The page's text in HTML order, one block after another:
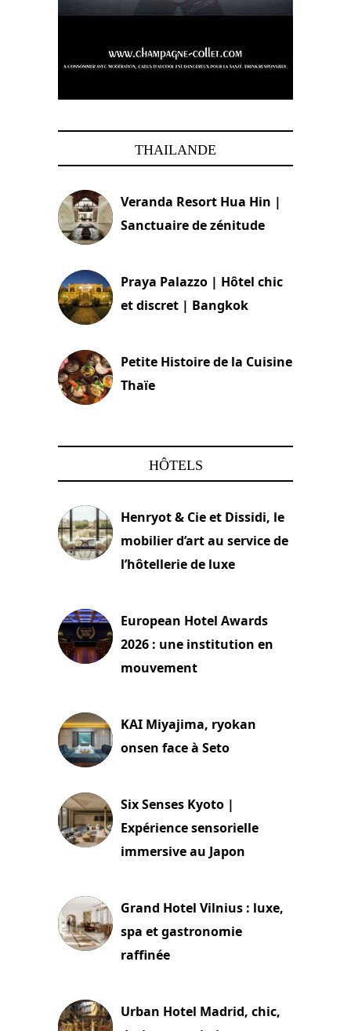
THAILANDE
Veranda Resort Hua Hin |
Sanctuaire de zénitude
Praya Palazzo | Hôtel chic
et discret | Bangkok
Petite Histoire de la Cuisine
Thaïe
HÔTELS
Henryot & Cie et Dissidi, le
mobilier d’art au service de
l’hôtellerie de luxe
European Hotel Awards
2026 : une institution en
mouvement
KAI Miyajima, ryokan
onsen face à Seto
Six Senses Kyoto |
Expérience sensorielle
immersive au Japon
Grand Hotel Vilnius : luxe,
spa et gastronomie
raffinée
Urban Hotel Madrid, chic,